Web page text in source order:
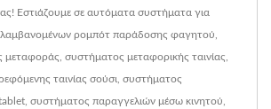
Εστιάζουμε σε αυτόματα συστήματα για
ρομπότ παράδοσης φαγητού,
μεταφοράς, συστήματος μεταφορικής ταινίας,
ταινίας σούσι, συστήματος
συστήματος παραγγελιών μέσω κινητού,